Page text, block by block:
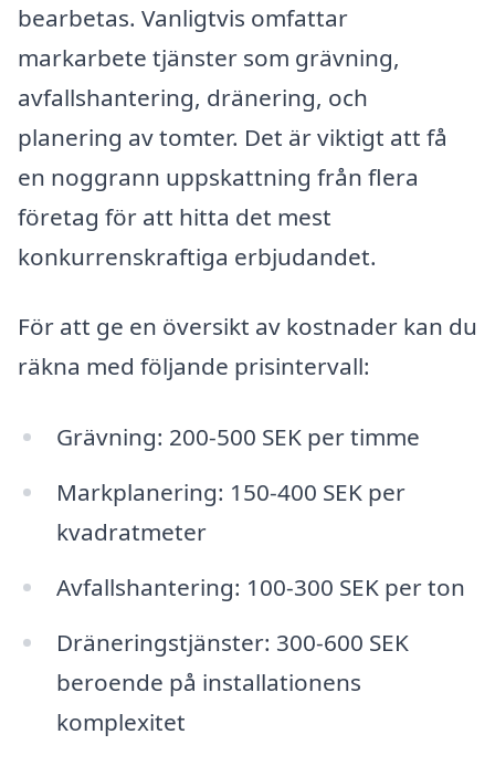
bearbetas. Vanligtvis omfattar
markarbete tjänster som grävning,
avfallshantering, dränering, och
planering av tomter. Det är viktigt att få
en noggrann uppskattning från flera
företag för att hitta det mest
konkurrenskraftiga erbjudandet.
För att ge en översikt av kostnader kan du
räkna med följande prisintervall:
Grävning: 200-500 SEK per timme
Markplanering: 150-400 SEK per
kvadratmeter
Avfallshantering: 100-300 SEK per ton
Dräneringstjänster: 300-600 SEK
beroende på installationens
komplexitet